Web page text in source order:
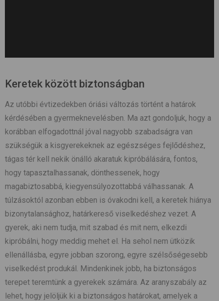
Keretek között biztonságban
Az utóbbi évtizedekben óriási változás történt a határok
kérdésében a gyermeknevelésben. Ma azt gondoljuk, hogy a
korábban elfogadottnál jóval nagyobb szabadságra van
szükségük a kisgyerekeknek az egészséges fejlődéshez,
tágas tér kell nekik önálló akaratuk kipróbálására, fontos,
hogy tapasztalhassanak, dönthessenek, hogy
magabiztosabbá, kiegyensúlyozottabbá válhassanak. A
túlzásoktól azonban ebben is óvakodni kell, a keretek hiánya
bizonytalansághoz, határkereső viselkedéshez vezet. A
gyerek, aki nem tudja, mit szabad és mit nem, elkezdi
kipróbálni, hogy meddig mehet el. Ha sehol nem ütközik
ellenállásba, egyre jobban szorong, egyre szélsőségesebb
viselkedést produkál. Mindenkinek jobb, ha biztonságos
terepet teremtünk a gyerekek számára. Az aranyszabály az
lehet, hogy jelöljük ki a biztonságos határokat, amelyek a